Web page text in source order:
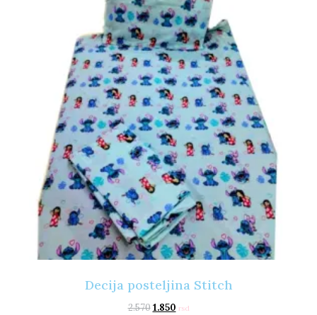
Decija posteljina Stitch
2.570 1.850 rsd